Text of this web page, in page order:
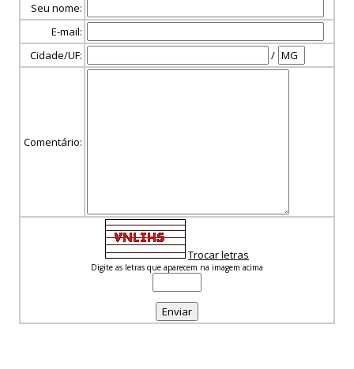
Seu nome:
E-mail:
Cidade/UF:
/
Comentário:
Trocar letras
Digite as letras que aparecem na imagem acima